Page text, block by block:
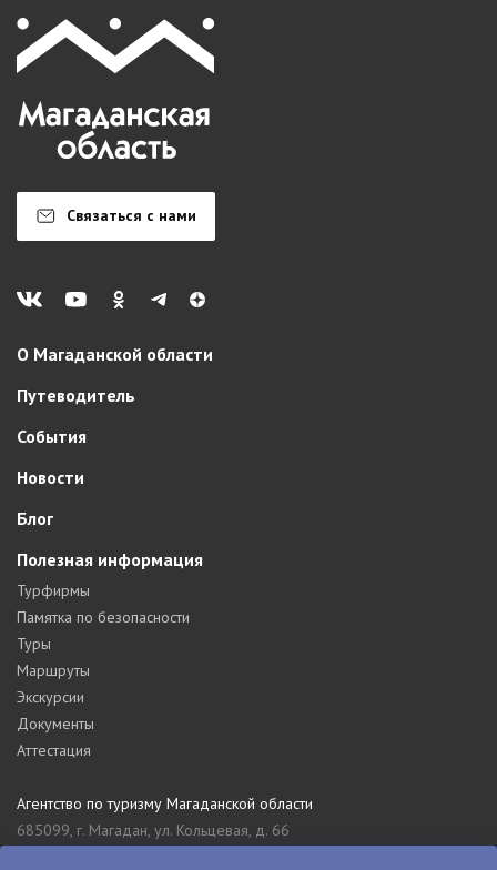
Связаться с нами
О Магаданской области
Путеводитель
События
Новости
Блог
Полезная информация
Турфирмы
Памятка по безопасности
Туры
Маршруты
Экскурсии
Документы
Аттестация
Агентство по туризму Магаданской области
685099, г. Магадан, ул. Кольцевая, д. 66